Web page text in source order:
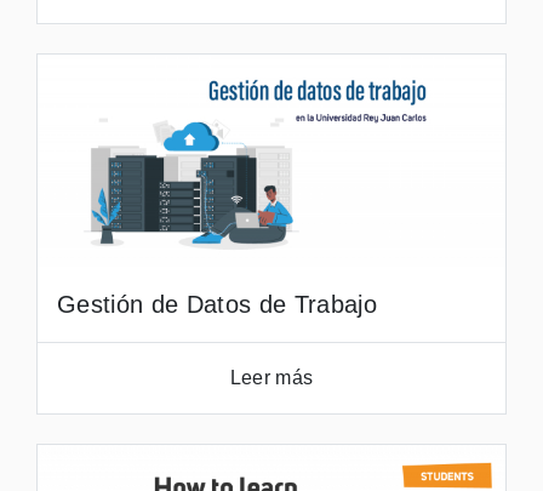
Gestión de Datos de Trabajo
Leer más